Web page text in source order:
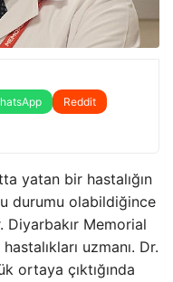
Reddit
yatan bir hastalığın
durumu olabildiğince
Memorial
uzmanı. Dr.
ortaya çıktığında